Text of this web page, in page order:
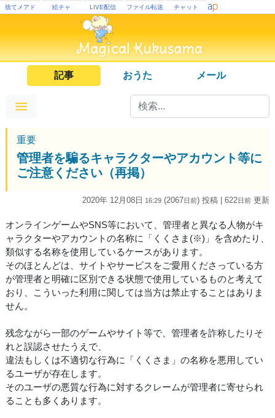
捨てメアド 絵チャ LIVE配信 ファイル転送 チャット
記事 おうた メール
重要
管理者を騙るキャラクターやアカウント等に
ご注意ください（再掲）
2020年 12月08日 16:29 (2067日前) 投稿 | 622日前 更新
オンラインゲームやSNS等において、管理者と異なる人物がキ
ャラクターやアカウントの名称に「くくさま(※)」を含めたり、
類似する名称を使用しているケースがあります。
そのほとんどは、サイトやサービスをご愛用くださっている方
が管理者と明確に区別できる状態で使用しているものと考えて
おり、こういった利用に関しては当方は禁止することはありま
せん。
残念ながら一部のゲームやサイト等で、管理者を詐称したりそ
れと誤認させたうえで、
違法もしくは不適切な行為に「くくさま」の名称を悪用してい
るユーザが存在します。
そのユーザの悪質な行為に対するクレームが管理者に寄せられ
ることも多くあります。